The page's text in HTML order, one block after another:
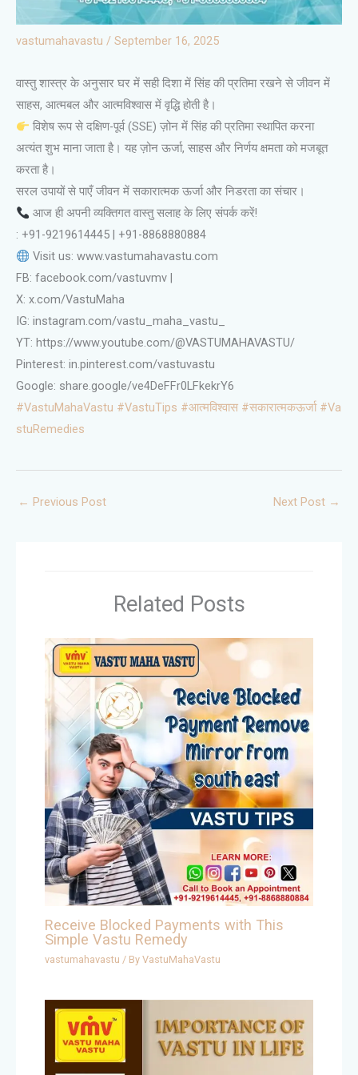
vastumahavastu / September 16, 2025
वास्तु शास्त्र के अनुसार घर में सही दिशा में सिंह की प्रतिमा रखने से जीवन में
साहस, आत्मबल और आत्मविश्वास में वृद्धि होती है।
विशेष रूप से दक्षिण-पूर्व (SSE) ज़ोन में सिंह की प्रतिमा स्थापित करना
अत्यंत शुभ माना जाता है। यह ज़ोन ऊर्जा, साहस और निर्णय क्षमता को मजबूत
करता है।
सरल उपायों से पाएँ जीवन में सकारात्मक ऊर्जा और निडरता का संचार।
आज ही अपनी व्यक्तिगत वास्तु सलाह के लिए संपर्क करें!
: +91-9219614445 | +91-8868880884
Visit us: www.vastumahavastu.com
FB: facebook.com/vastuvmv |
X: x.com/VastuMaha
IG: instagram.com/vastu_maha_vastu_
YT: https://www.youtube.com/@VASTUMAHAVASTU/
Pinterest: in.pinterest.com/vastuvastu
Google: share.google/ve4DeFFr0LFkekrY6
#VastuMahaVastu #VastuTips #आत्मविश्वास #सकारात्मकऊर्जा #Va
stuRemedies
← Previous Post Next Post →
Related Posts
Receive Blocked Payments with This
Simple Vastu Remedy
vastumahavastu / ByVastuMahaVastu